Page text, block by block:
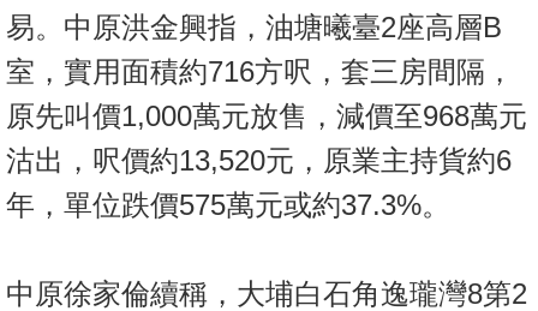
易。中原洪金興指，油塘曦臺2座高層B
室，實用面積約716方呎，套三房間隔，
原先叫價1,000萬元放售，減價至968萬元
沽出，呎價約13,520元，原業主持貨約6
年，單位跌價575萬元或約37.3%。
中原徐家倫續稱，大埔白石角逸瓏灣8第2